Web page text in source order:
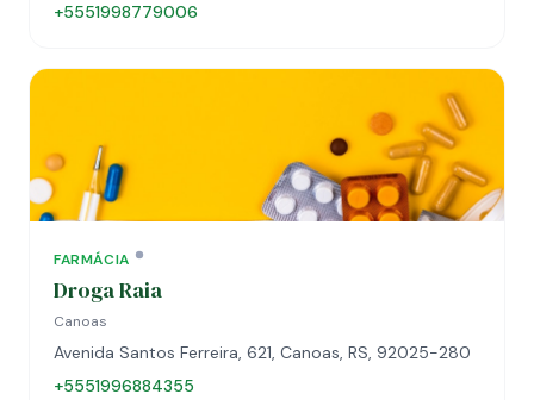
+5551998779006
FARMÁCIA
Droga Raia
Canoas
Avenida Santos Ferreira, 621, Canoas, RS, 92025-280
+5551996884355